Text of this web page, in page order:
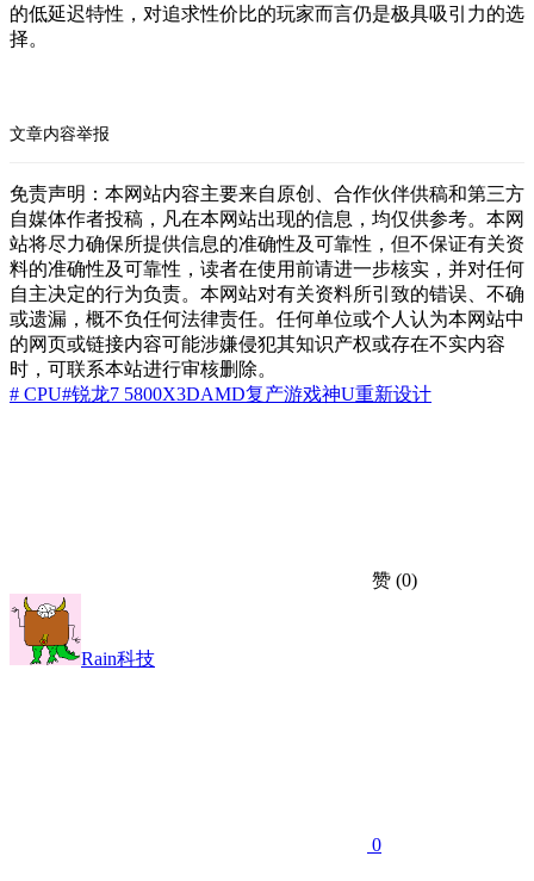
的低延迟特性，对追求性价比的玩家而言仍是极具吸引力的选
择。
文章内容举报
免责声明：本网站内容主要来自原创、合作伙伴供稿和第三方
自媒体作者投稿，凡在本网站出现的信息，均仅供参考。本网
站将尽力确保所提供信息的准确性及可靠性，但不保证有关资
料的准确性及可靠性，读者在使用前请进一步核实，并对任何
自主决定的行为负责。本网站对有关资料所引致的错误、不确
或遗漏，概不负任何法律责任。任何单位或个人认为本网站中
的网页或链接内容可能涉嫌侵犯其知识产权或存在不实内容
时，可联系本站进行审核删除。
# CPU#锐龙7 5800X3DAMD复产游戏神U重新设计
赞 (0)
Rain科技
0